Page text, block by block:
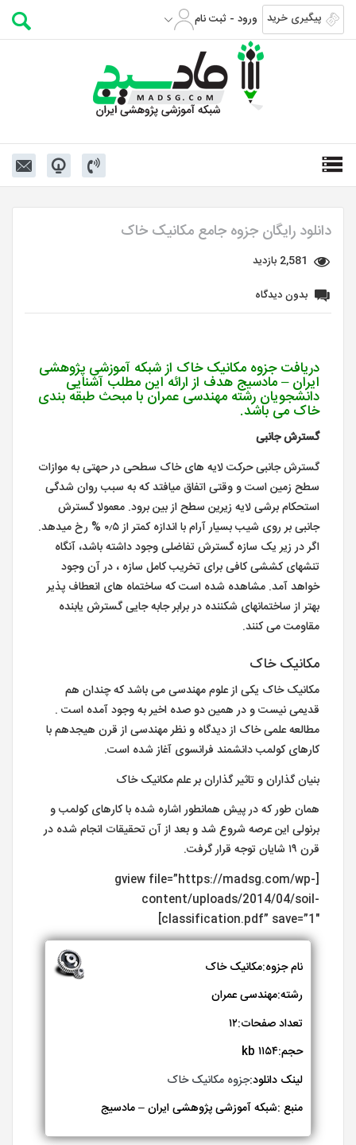
پیگیری خرید ورود - ثبت نام
دانلود رایگان جزوه جامع مکانیک خاک
2,581 بازدید
بدون دیدگاه
دریافت جزوه مکانیک خاک از شبکه آموزشی پژوهشی
ایران – مادسیج هدف از ارائه این مطلب آشنایی
دانشجویان رشته مهندسی عمران با مبحث طبقه بندی
خاک می باشد.
گسترش جانبی
گسترش جانبی حرکت لایه های خاک سطحی در حهتی به موازات
سطح زمین است و وقتی اتفاق میافتد که به سبب روان شدگی
استحکام برشی لایه زیرین سطح از بین برود. معمولا گسترش
جانبی بر روی شیب بسیار آرام با اندازه کمتر از ۰٫۵ % رخ میدهد.
اگر در زیر یک سازه گسترش تفاضلی وجود داشته باشد، آنگاه
تنشهای کششی کافی برای تخریب کامل سازه ، در آن وجود
خواهد آمد. مشاهده شده است که ساختماه های انعطاف پذیر
بهتر از ساختمانهای شکننده در برابر جابه جایی گسترش یابنده
مقاومت می کنند.
مکانیک خاک
مکانیک خاک یکی از علوم مهندسی می باشد که چندان هم
قدیمی نیست و در همین دو صده اخیر به وجود آمده است .
مطالعه علمی خاک از دیدگاه و نظر مهندسی از قرن هیجدهم با
کارهای کولمب دانشمند فرانسوی آغاز شده است.
بنیان گذاران و تاثیر گذاران بر علم مکانیک خاک
همان طور که در پیش همانطور اشاره شده با کارهای کولمب و
برنولی این عرصه شروع شد و بعد از آن تحقیقات انجام شده در
قرن ۱۹ شایان توجه قرار گرفت.
[gview file=”https://madsg.com/wp-
content/uploads/2014/04/soil-
classification.pdf” save=”1″]
نام جزوه:مکانیک خاک
رشته:مهندسی عمران
تعداد صفحات:۱۲
حجم:۱۱۵۴ kb
لینک دانلود:جزوه مکانیک خاک
منبع :شبکه آموزشی پژوهشی ایران – مادسیج